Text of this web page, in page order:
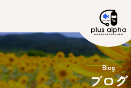
Blog
ブログ